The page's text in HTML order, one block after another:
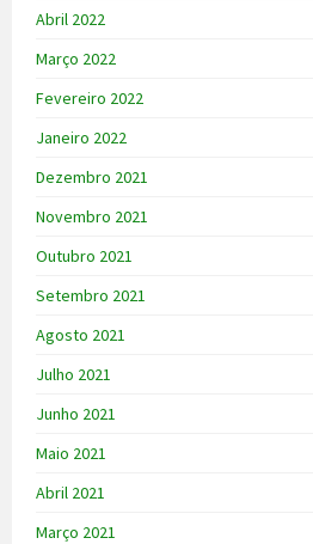
Abril 2022
Março 2022
Fevereiro 2022
Janeiro 2022
Dezembro 2021
Novembro 2021
Outubro 2021
Setembro 2021
Agosto 2021
Julho 2021
Junho 2021
Maio 2021
Abril 2021
Março 2021